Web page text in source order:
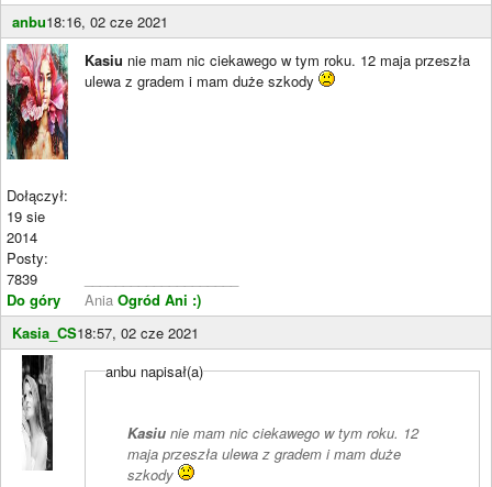
anbu18:16, 02 cze 2021
Dołączył:
19 sie
2014
Posty:
7839
Do góry
Kasiu nie mam nic ciekawego w tym roku. 12 maja przeszła
ulewa z gradem i mam duże szkody
Ania Ogród Ani :)
Kasia_CS18:57, 02 cze 2021
anbu napisał(a)
Kasiunie mam nic ciekawego w tym roku. 12
maja przeszła ulewa z gradem i mam duże
szkody